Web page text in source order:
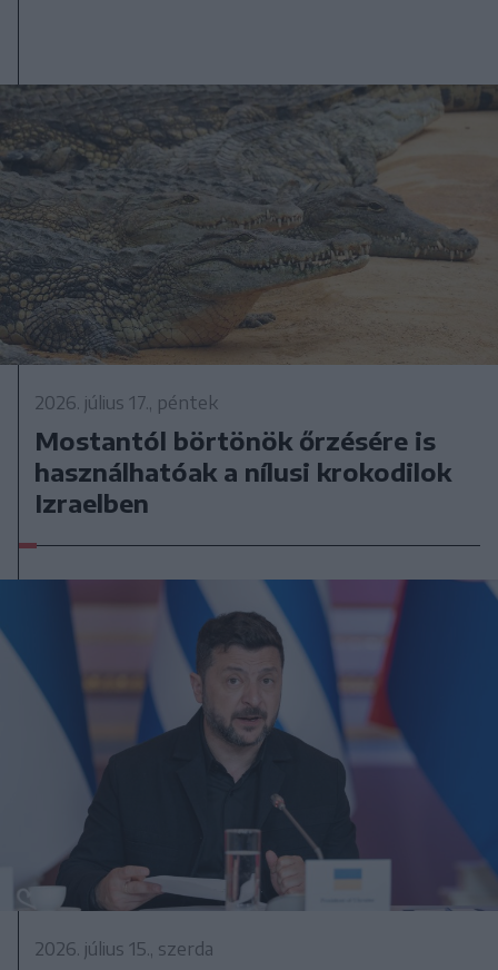
2026. július 17., péntek
Mostantól börtönök őrzésére is
használhatóak a nílusi krokodilok
Izraelben
2026. július 15., szerda